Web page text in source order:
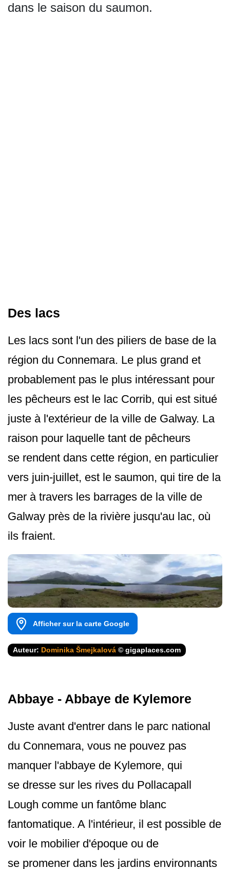
dans le saison du saumon.
Des lacs
Les lacs sont l'un des piliers de base de la
région du Connemara. Le plus grand et
probablement pas le plus intéressant pour
les pêcheurs est le lac Corrib, qui est situé
juste à l'extérieur de la ville de Galway. La
raison pour laquelle tant de pêcheurs
se rendent dans cette région, en particulier
vers juin-juillet, est le saumon, qui tire de la
mer à travers les barrages de la ville de
Galway près de la rivière jusqu'au lac, où
ils fraient.
Afficher sur la carte Google
Auteur: Dominika Šmejkalová © gigaplaces.com
Abbaye - Abbaye de Kylemore
Juste avant d'entrer dans le parc national
du Connemara, vous ne pouvez pas
manquer l'abbaye de Kylemore, qui
se dresse sur les rives du Pollacapall
Lough comme un fantôme blanc
fantomatique. A l'intérieur, il est possible de
voir le mobilier d'époque ou de
se promener dans les jardins environnants